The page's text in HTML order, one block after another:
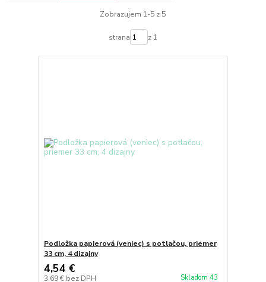
Zobrazujem 1-5 z 5
strana z 1
Podložka papierová (veniec) s potlačou, priemer
33 cm, 4 dizajny
4,54 €
3,69 € bez DPH Skladom 43